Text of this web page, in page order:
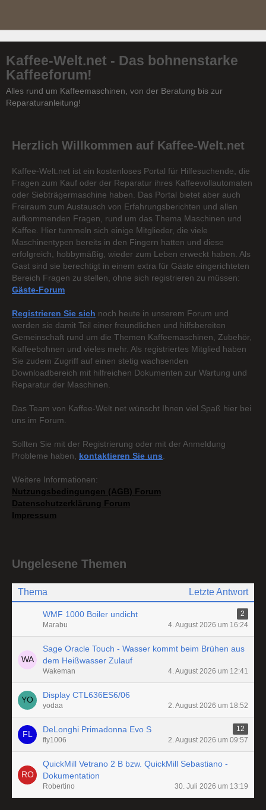
Kaffee-Welt.net - Das bohnenstarke
Kaffeeforum!
Alles rund um Kaffeemaschinen, von der Beratung bis zur
Reparaturanleitung!
Herzlich Willkommen auf Kaffee-Welt.net
Kaffee-Welt.net ist ein kostenloses Portal für Hilfesuchende, die
Fragen zum Kauf oder der Reparatur ihres Kaffeevollautomaten
oder Siebträgermaschine haben. Das Portal bietet aber auch
Freiraum zum Austausch von Erfahrungsberichten und allen
aufkommenden Fragen, rund um das Thema Maschinen und
Kaffee. Hier tummeln sich einige Mitglieder, die viele
Maschinentypen bereits in den Fingern hatten und diese
erfolgreich, hobbymäßig, wieder zum Leben erweckt haben. Als
Gast sind sie berechtigt in einem extra für Gäste eingerichteten
Bereich Fragen zu stellen, ohne sich registrieren zu müssen:
Gäste-Forum
Registrieren Sie sich noch heute in unserem Forum und
werden sie damit Teil einer freundlichen und hilfsbereiten
Gemeinschaft rund um die Themen Kaffeemaschinen, Zubehör,
Kaffeebohnen und vieles mehr. Als registriertes Mitglied haben
Sie zudem Zugriff auf einen stetig wachsenden
Downloadbereich mit hilfreichen Dokumenten zur Wartung und
Reparatur der Maschinen.
Das Team von Kaffee-Welt.net wünscht Ihnen viel Spaß hier bei
uns im Forum.
Sollten Sie mit der Registrierung oder mit der Anmeldung
Probleme haben, kontaktieren Sie uns
Weitere Informationen:
Nutzungsbedingungen (AGB) Forum
Datenschutzerklärung Forum
Impressum
Ungelesene Themen
Thema Letzte Antwort
WMF 1000 Boiler undicht
2
Marabu
4. August 2026 um 16:24
Sage Oracle Touch - Wasser kommt beim Brühen aus
dem Heißwasser Zulauf
Wakeman 4. August 2026 um 12:41
Display CTL636ES6/06
yodaa 2. August 2026 um 18:52
DeLonghi Primadonna Evo S
12
fly1006
2. August 2026 um 09:57
QuickMill Vetrano 2 B bzw. QuickMill Sebastiano -
Dokumentation
Robertino 30. Juli 2026 um 13:19